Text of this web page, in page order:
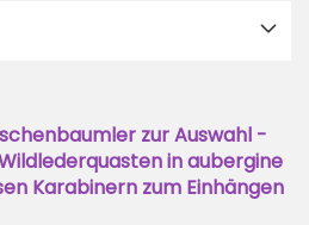
zur Auswahl -
in aubergine
Karabinern zum Einhängen